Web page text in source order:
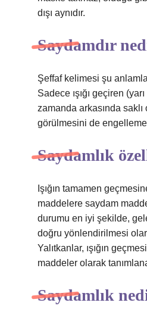
dışı aynıdır.
Saydamdır
Şeffaf kelimesi şu
Sadece ışığı geçiren
zamanda arkasında
görülmesini de
Saydamlık
Işığın tamamen
maddelere saydam
durumu en iyi şekilde,
doğru yönlendirilmesi
Yalıtkanlar, ışığın
maddeler olarak
Saydamlık